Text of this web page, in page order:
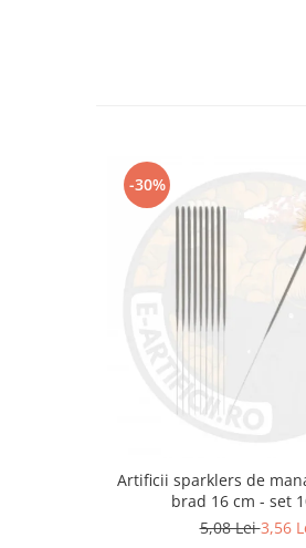
-30%
Artificii sparklers de
brad 16 cm - set
5,08 Lei3,56